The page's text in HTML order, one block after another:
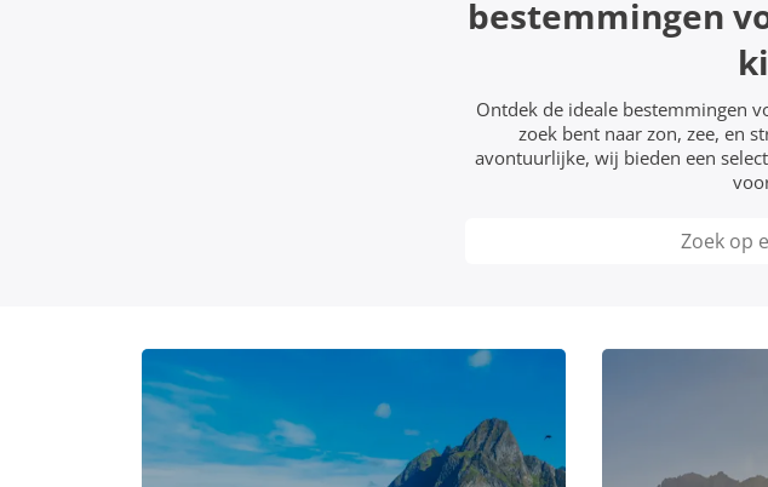
bestemmingen
Ontdek de ideale bestemmingen
zoek bent naar zon, zee, en
avontuurlijke, wij bieden een